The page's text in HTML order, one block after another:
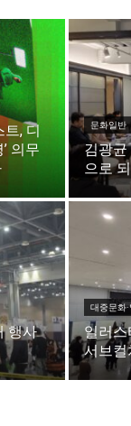
산 대전지역 지방
산 대전지역 지방
, 디
의무
문화일반
김광균
으로
행사
대중문화
일러스
서브컬